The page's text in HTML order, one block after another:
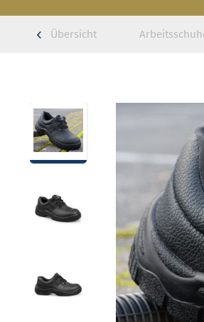
Übersicht